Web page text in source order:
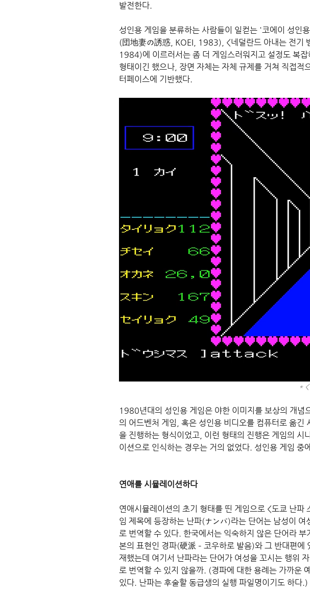
발전한다.
성인용 게임을 분류하는 사람들이 일컫는 '코에이 성인
(団地妻の誘惑, KOEI, 1983), <네덜란드 아내는 전기
1984)에 이르러서는 좀 더 게임스러워지고 설정도 복
형태이긴 했으나, 장면 자체는 자체 규제를 거쳐 직접적
터페이스에 기반했다.
*
1980년대의 성인용 게임은 야한 이미지를 보상의 개념
의 어드벤처 게임, 혹은 성인용 비디오를 컴퓨터로 옮긴
을 진행하는 형식이었고, 이런 형태의 진행은 게임의 시
이션으로 인식하는 경우는 거의 없었다. 성인용 게임
연애를 시뮬레이션하다
연애시뮬레이션의 초기 형태를 띤 게임으로 <도쿄 난
임 제목에 등장하는 난파(ナンパ)라는 단어는 남성이
로 번역할 수 있다. 한국에서는 익숙하지 않은 단어라
본의 표현인 경파(硬派 – 코우하로 발음)와 그 반대편
재했는데 여기서 난파라는 단어가 여성을 꼬시는 행위
로 번역할 수 있지 않을까. (경파에 대한 용례는 가까운
있다. 난파는 후술할 동급생의 실행 파일명이기도 하다.)